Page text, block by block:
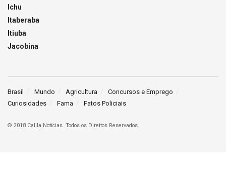
Ichu
Itaberaba
Itiuba
Jacobina
Brasil Mundo Agricultura
Concursos e Emprego
Curiosidades
Fama Fatos Policiais
© 2018 Calila Notícias. Todos os Direitos Reservados.